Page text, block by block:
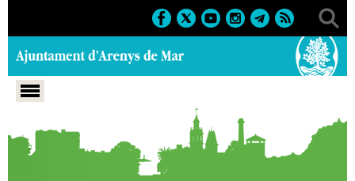
Portada Pla d'actuació municipal 2019-2023 > Eix 4:
Transparència i bon govern >